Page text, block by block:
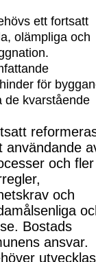
ett fortsatt
olämpliga och
för byggan
de kvarstående
reform
användande
cesser och fler
krav och
målsenliga
Bostads
ansvar.
utvecklas